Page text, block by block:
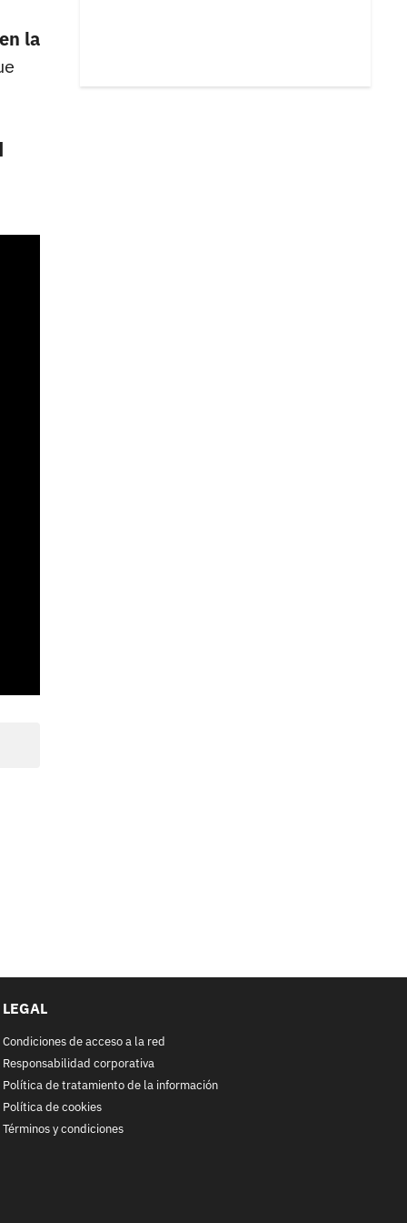
la
LEGAL
Condiciones de acceso a la red
Responsabilidad corporativa
Política de tratamiento de la información
Política de cookies
Términos y condiciones